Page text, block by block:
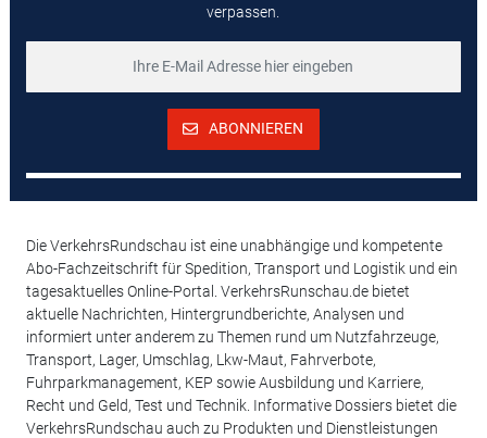
verpassen.
ABONNIEREN
Die VerkehrsRundschau ist eine unabhängige und kompetente
Abo-Fachzeitschrift für Spedition, Transport und Logistik und ein
tagesaktuelles Online-Portal. VerkehrsRunschau.de bietet
aktuelle Nachrichten, Hintergrundberichte, Analysen und
informiert unter anderem zu Themen rund um Nutzfahrzeuge,
Transport, Lager, Umschlag, Lkw-Maut, Fahrverbote,
Fuhrparkmanagement, KEP sowie Ausbildung und Karriere,
Recht und Geld, Test und Technik. Informative Dossiers bietet die
VerkehrsRundschau auch zu Produkten und Dienstleistungen